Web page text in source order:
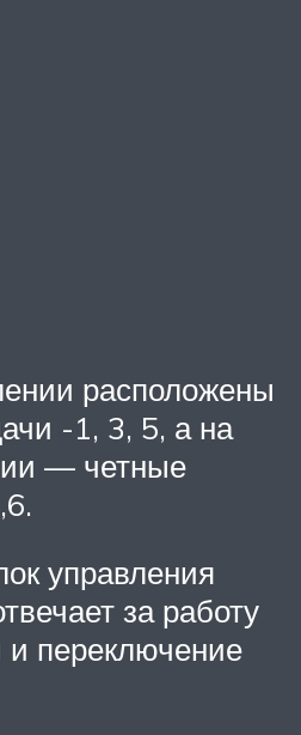
расположены
-1, 3, 5, а на
— четные
управления
за работу
и переключение